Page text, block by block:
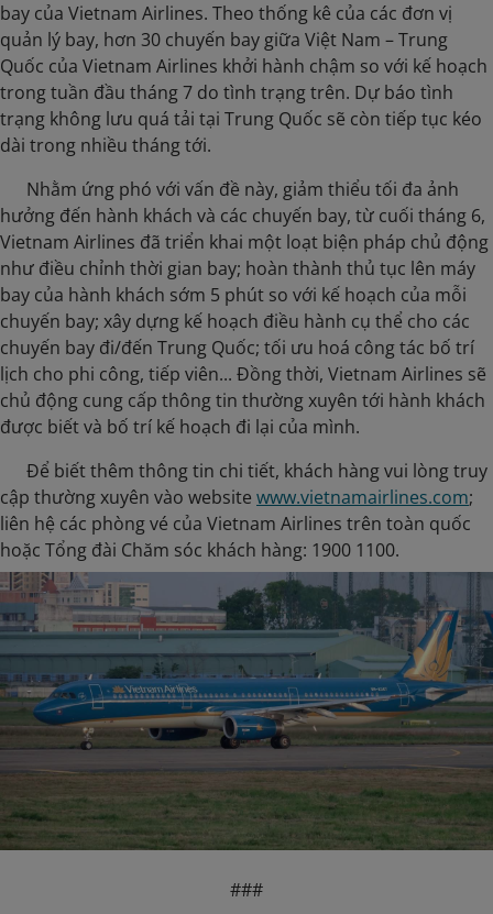
bay của Vietnam Airlines. Theo thống kê của các đơn vị
quản lý bay, hơn 30 chuyến bay giữa Việt Nam – Trung
Quốc của Vietnam Airlines khởi hành chậm so với kế hoạch
trong tuần đầu tháng 7 do tình trạng trên. Dự báo tình
trạng không lưu quá tải tại Trung Quốc sẽ còn tiếp tục kéo
dài trong nhiều tháng tới.
​ Nhằm ứng phó với vấn đề này, giảm thiểu tối đa ảnh
hưởng đến hành khách và các chuyến bay, từ cuối tháng 6,
Vietnam Airlines đã triển khai một loạt biện pháp chủ động
như điều chỉnh thời gian bay; hoàn thành thủ tục lên máy
bay của hành khách sớm 5 phút so với kế hoạch của mỗi
chuyến bay; xây dựng kế hoạch điều hành cụ thể cho các
chuyến bay đi/đến Trung Quốc; tối ưu hoá công tác bố trí
lịch cho phi công, tiếp viên... Đồng thời, Vietnam Airlines sẽ
chủ động cung cấp thông tin thường xuyên tới hành khách
được biết và bố trí kế hoạch đi lại của mình.
Để biết thêm thông tin chi tiết, khách hàng vui lòng truy
cập thường xuyên vào website www.vietnamairlines.com;
liên hệ các phòng vé của Vietnam Airlines trên toàn quốc
hoặc Tổng đài Chăm sóc khách hàng: 1900 1100.
###